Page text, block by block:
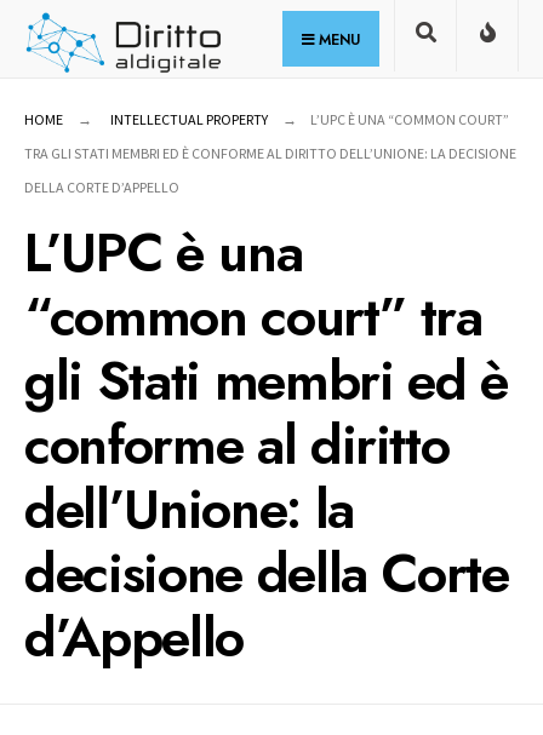
Skip
MENU
HOME INTELLECTUAL PROPERTY
L’UPC È UNA “COMMON COURT”
TRA GLI STATI MEMBRI ED È CONFORME AL DIRITTO DELL’UNIONE: LA DECISIONE
DELLA CORTE D’APPELLO
L’UPC è una
“common court” tra
gli Stati membri ed è
conforme al diritto
dell’Unione: la
decisione della Corte
d’Appello